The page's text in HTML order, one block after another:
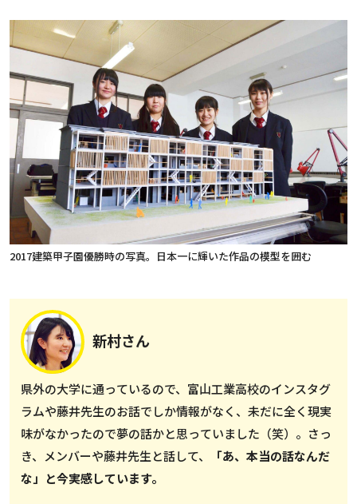
2017建築甲子園優勝時の写真。日本一に輝いた作品の模型を囲む
新村さん
県外の大学に通っているので、富山工業高校のインスタグ
ラムや藤井先生のお話でしか情報がなく、未だに全く現実
味がなかったので夢の話かと思っていました（笑）。さっ
き、メンバーや藤井先生と話して、
「あ、本当の話なんだ
な」と今実感しています。